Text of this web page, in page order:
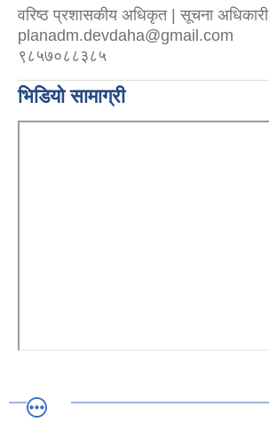
वरिष्ठ प्रशासकीय अधिकृत | सूचना अधिकारी
planadm.devdaha@gmail.com
९८५७०८८३८५
भिडियो सामाग्री